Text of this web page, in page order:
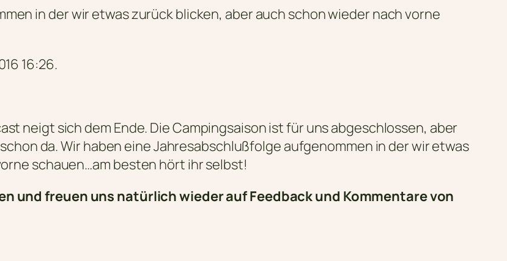
in der wir etwas zurück blicken, aber auch schon wieder nach vorne
16:26.
neigt sich dem Ende. Die Campingsaison ist für uns abgeschlossen, aber
da. Wir haben eine Jahresabschlußfolge aufgenommen in der wir etwas
schauen…am besten hört ihr selbst!
und freuen uns natürlich wieder auf Feedback und Kommentare von